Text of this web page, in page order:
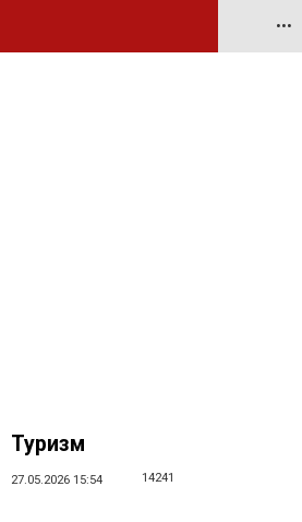
•••
Туризм
27.05.2026 15:54 14241